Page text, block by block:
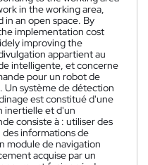
in the working area,
in an open space. By
implementation cost
improving the
appartient au
intelligente, et concerne
pour un robot de
Un système de détection
est constitué d'une
inertielle et d'un
consiste à : utiliser des
des informations de
module de navigation
acquise par un